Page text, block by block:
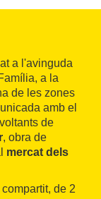
a l'avinguda
a la
de les zones
amb el
de
, obra de
mercat dels
de 2